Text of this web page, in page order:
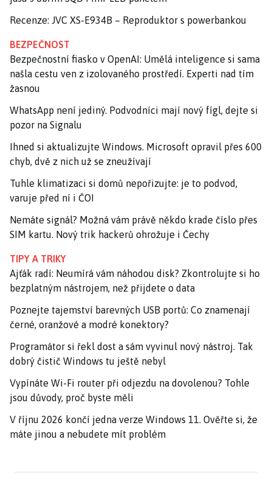
Recenze: JVC XS-E934B – Reproduktor s powerbankou
BEZPEČNOST
Bezpečnostní fiasko v OpenAI: Umělá inteligence si sama
našla cestu ven z izolovaného prostředí. Experti nad tím
žasnou
WhatsApp není jediný. Podvodníci mají nový fígl, dejte si
pozor na Signalu
Ihned si aktualizujte Windows. Microsoft opravil přes 600
chyb, dvě z nich už se zneužívají
Tuhle klimatizaci si domů nepořizujte: je to podvod,
varuje před ní i ČOI
Nemáte signál? Možná vám právě někdo krade číslo přes
SIM kartu. Nový trik hackerů ohrožuje i Čechy
TIPY A TRIKY
Ajťák radí: Neumírá vám náhodou disk? Zkontrolujte si ho
bezplatným nástrojem, než přijdete o data
Poznejte tajemství barevných USB portů: Co znamenají
černé, oranžové a modré konektory?
Programátor si řekl dost a sám vyvinul nový nástroj. Tak
dobrý čistič Windows tu ještě nebyl
Vypínáte Wi-Fi router při odjezdu na dovolenou? Tohle
jsou důvody, proč byste měli
V říjnu 2026 končí jedna verze Windows 11. Ověřte si, že
máte jinou a nebudete mít problém